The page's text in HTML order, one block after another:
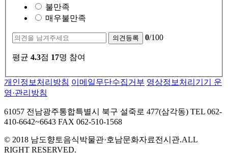
불만족
매우불만족
0/100
평균 4.3점 17명 참여
개인정보처리방침 이메일무단수집거부 영상정보처리기기 운
영·관리방침
61057 전남광주통합특별시 북구 설죽로 477(삼각동) TEL 062-
410-6642~6643 FAX 062-510-1568
© 2018 남도향토음식박물관·호남문화자료전시관.ALL
RIGHT RESERVED.